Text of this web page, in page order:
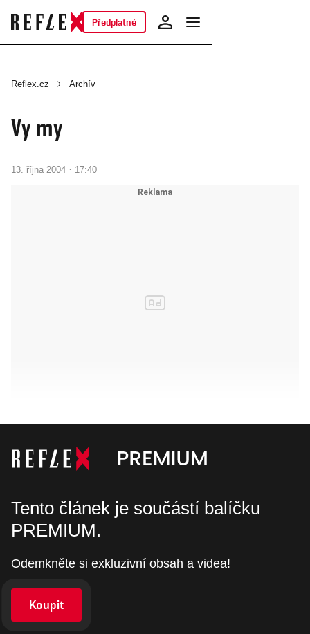
Předplatné
Reflex.cz Archív
Vy my
13. října 2004 · 17:40
Tento článek je součástí balíčku
PREMIUM.
Odemkněte si exkluzivní obsah a videa!
Koupit